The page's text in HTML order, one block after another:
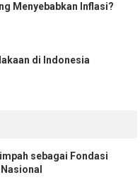
Menyebabkan Inflasi?
di Indonesia
sebagai Fondasi